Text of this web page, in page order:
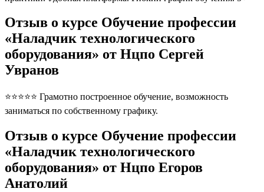
Отзыв о курсе Обучение профессии
«Наладчик технологического
оборудования» от Нцпо Сергей
Увранов
⭐⭐⭐⭐⭐ Грамотно построенное обучение, возможность
заниматься по собственному графику.
Отзыв о курсе Обучение профессии
«Наладчик технологического
оборудования» от Нцпо Егоров
Анатолий